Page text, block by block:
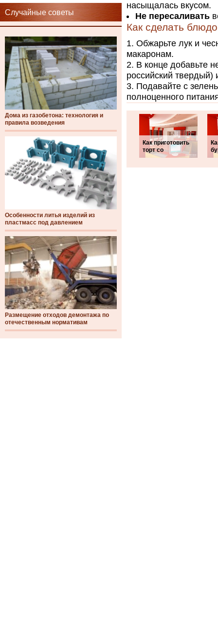
Случайные советы
Дома из газобетона: технология и
правила возведения
Особенности литья изделий из
пластмасс под давлением
Размещение отходов демонтажа по
отечественным нормативам
насыщалась вкусом.
Не пересаливать
Как сделать
Обжарьте лук и
макаронам.
В конце добавьте
российский твердый)
Подавайте с
полноценного
Как приготовить
торт со